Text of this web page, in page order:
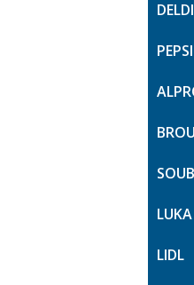
LUKA
LIDL